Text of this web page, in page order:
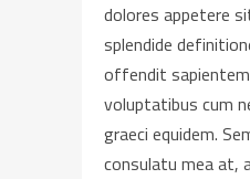
dolores appetere
splendide
offendit sapientem
voluptatibus cum
graeci equidem.
consulatu mea at,